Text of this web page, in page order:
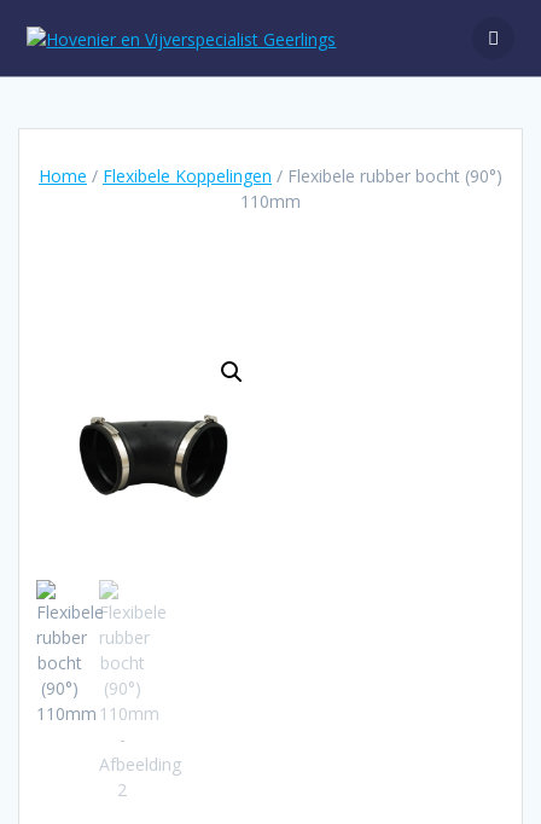
naar
Home / Flexibele Koppelingen / Flexibele rubber bocht (90°)
110mm